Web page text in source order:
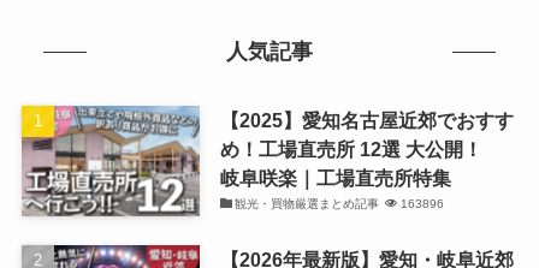
人気記事
【2025】愛知名古屋近郊でおすす
め！工場直売所 12選 大公開！
岐阜咲楽｜工場直売所特集
観光・買物厳選まとめ記事 163896
【2026年最新版】愛知・岐阜近郊